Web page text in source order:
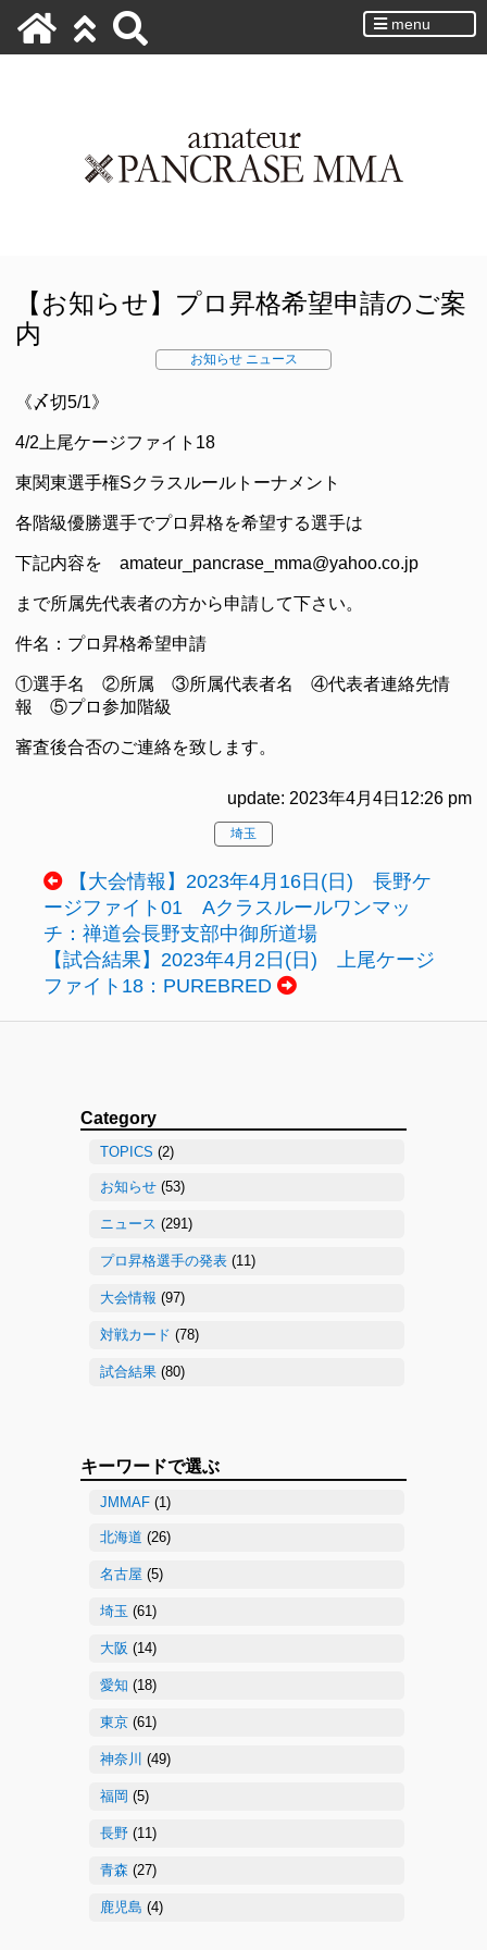
menu
【お知らせ】プロ昇格希望申請のご案
内
お知らせ ニュース
《〆切5/1》
4/2上尾ケージファイト18
東関東選手権Sクラスルールトーナメント
各階級優勝選手でプロ昇格を希望する選手は
下記内容を amateur_pancrase_mma@yahoo.co.jp
まで所属先代表者の方から申請して下さい。
件名：プロ昇格希望申請
①選手名 ②所属 ③所属代表者名 ④代表者連絡先情
報 ⑤プロ参加階級
審査後合否のご連絡を致します。
update: 2023年4月4日12:26 pm
埼玉
【大会情報】2023年4月16日(日) 長野ケ
ージファイト01 Aクラスルールワンマッ
チ：禅道会長野支部中御所道場
【試合結果】2023年4月2日(日) 上尾ケージ
ファイト18：PUREBRED
Category
TOPICS (2)
お知らせ (53)
ニュース (291)
プロ昇格選手の発表 (11)
大会情報 (97)
対戦カード (78)
試合結果 (80)
キーワードで選ぶ
JMMAF (1)
北海道 (26)
名古屋 (5)
埼玉 (61)
大阪 (14)
愛知 (18)
東京 (61)
神奈川 (49)
福岡 (5)
長野 (11)
青森 (27)
鹿児島 (4)